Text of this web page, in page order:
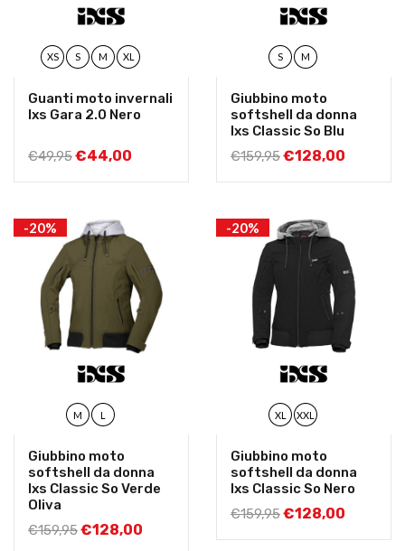
XS S M XL
Guanti moto invernali
Ixs Gara 2.0 Nero
€49,95€44,00
S M
Giubbino moto
softshell da donna
Ixs Classic So Blu
€159,95€128,00
-20%
M L
Giubbino moto
softshell da donna
Ixs Classic So Verde
Oliva
€159,95€128,00
-20%
XL XXL
Giubbino moto
softshell da donna
Ixs Classic So Nero
€159,95€128,00